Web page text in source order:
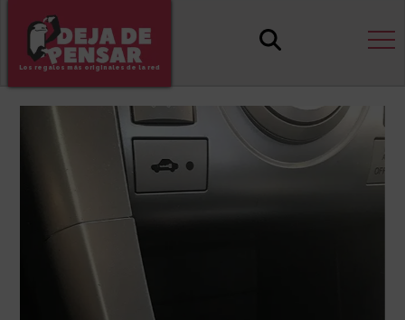
Los regalos más originales de la red